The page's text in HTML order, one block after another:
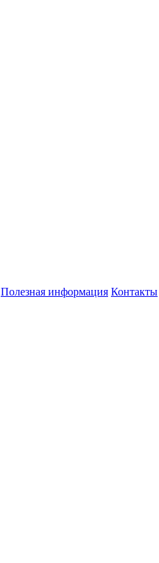
Полезная информация Контакты